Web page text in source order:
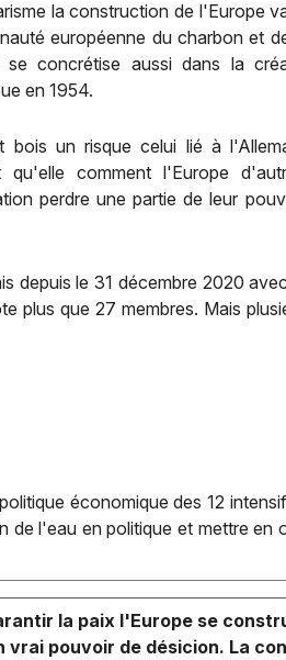
la construction de l'Europe
européenne du charbon et
concrétise aussi dans la
en 1954.
un risque celui lié à
comment l'Europe
perdre une partie de leur
depuis le 31 décembre 2020
plus que 27 membres. Mais
économique des 12
de l'eau en politique et mettre en
la paix l'Europe se
pouvoir de désicion. La